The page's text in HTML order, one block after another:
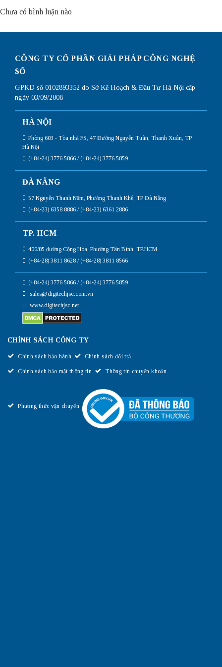
Chưa có bình luận nào
CÔNG TY CỔ PHẦN GIẢI PHÁP CÔNG NGHỆ
SỐ
GPKD số 0102893352 do Sở Kế Hoạch & Đầu Tư Hà Nội cấp
ngày 03/09/2008
HÀ NỘI
Phòng 603 - Tòa nhà FS, 47 Đường Nguyễn Tuân, Thanh Xuân, TP.
Hà Nội
(+84-24) 3776 5866 / (+84-24) 3776 5859
ĐÀ NẴNG
57 Nguyễn Thanh Năm, Phường Thanh Khê, TP Đà Nẵng
(+84-23) 6358 8886 / (+84-23) 6361 2886
TP. HCM
406/85 đường Cộng Hòa, Phường Tân Bình, TP.HCM
(+84-28) 3811 8628 / (+84-28) 3811 8566
(+84-24) 3776 5866 / (+84-24) 3776 5859
sales@digitechjsc.com.vn
www.digitechjsc.net
CHÍNH SÁCH CÔNG TY
Chính sách bảo hành Chính sách đổi trả
Chính sách bảo mật thông tin Thông tin chuyển khoản
Phương thức vận chuyển